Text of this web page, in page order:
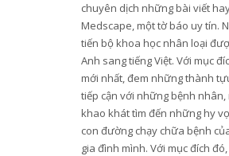
chuyên dịch những bài viết
Medscape, một tờ báo uy tín.
tiến bộ khoa học nhân loại
Anh sang tiếng Việt. Với mục
mới nhất, đem những thành
tiếp cận với những bệnh
khao khát tìm đến những hy
con đường chạy chữa bệnh
gia đình mình. Với mục đích